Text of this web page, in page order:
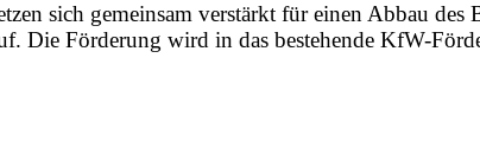
sich gemeinsam verstärkt für einen Abbau des
Die Förderung wird in das bestehende KfW-